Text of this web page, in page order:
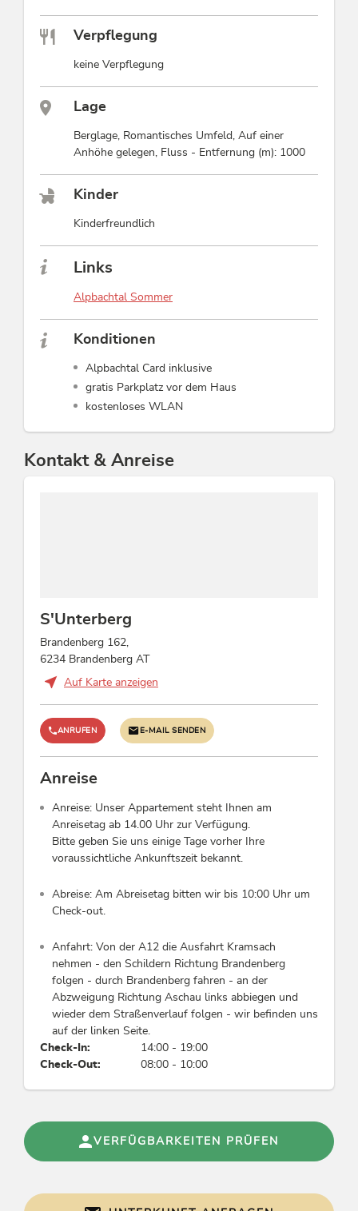
Verpflegung
keine Verpflegung
Lage
Berglage, Romantisches Umfeld, Auf einer
Anhöhe gelegen, Fluss - Entfernung (m): 1000
Kinder
Kinderfreundlich
Links
Alpbachtal Sommer
Konditionen
Alpbachtal Card inklusive
gratis Parkplatz vor dem Haus
kostenloses WLAN
Kontakt & Anreise
S'Unterberg
Brandenberg 162,
6234 Brandenberg AT
Auf Karte anzeigen
ANRUFEN E-MAIL SENDEN
Anreise
Anreise: Unser Appartement steht Ihnen am
Anreisetag ab 14.00 Uhr zur Verfügung.
Bitte geben Sie uns einige Tage vorher Ihre
voraussichtliche Ankunftszeit bekannt.
Abreise: Am Abreisetag bitten wir bis 10:00 Uhr um
Check-out.
Anfahrt: Von der A12 die Ausfahrt Kramsach
nehmen - den Schildern Richtung Brandenberg
folgen - durch Brandenberg fahren - an der
Abzweigung Richtung Aschau links abbiegen und
wieder dem Straßenverlauf folgen - wir befinden uns
auf der linken Seite.
Check-In:
14:00 - 19:00
Check-Out:
08:00 - 10:00
VERFÜGBARKEITEN PRÜFEN